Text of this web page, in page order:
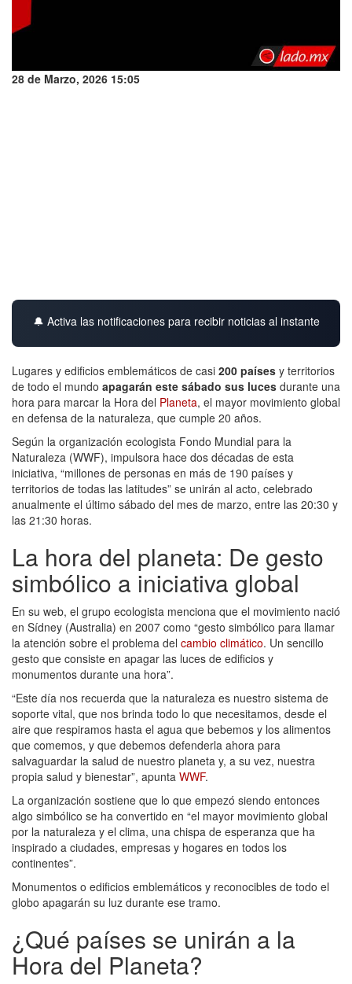
28 de Marzo, 2026 15:05
🔔 Activa las notificaciones para recibir noticias al instante
Lugares y edificios emblemáticos de casi 200 países y territorios
de todo el mundo apagarán este sábado sus luces durante una
hora para marcar la Hora del Planeta, el mayor movimiento global
en defensa de la naturaleza, que cumple 20 años.
Según la organización ecologista Fondo Mundial para la
Naturaleza (WWF), impulsora hace dos décadas de esta
iniciativa, “millones de personas en más de 190 países y
territorios de todas las latitudes” se unirán al acto, celebrado
anualmente el último sábado del mes de marzo, entre las 20:30 y
las 21:30 horas.
La hora del planeta: De gesto
simbólico a iniciativa global
En su web, el grupo ecologista menciona que el movimiento nació
en Sídney (Australia) en 2007 como “gesto simbólico para llamar
la atención sobre el problema del cambio climático. Un sencillo
gesto que consiste en apagar las luces de edificios y
monumentos durante una hora”.
“Este día nos recuerda que la naturaleza es nuestro sistema de
soporte vital, que nos brinda todo lo que necesitamos, desde el
aire que respiramos hasta el agua que bebemos y los alimentos
que comemos, y que debemos defenderla ahora para
salvaguardar la salud de nuestro planeta y, a su vez, nuestra
propia salud y bienestar”, apunta WWF.
La organización sostiene que lo que empezó siendo entonces
algo simbólico se ha convertido en “el mayor movimiento global
por la naturaleza y el clima, una chispa de esperanza que ha
inspirado a ciudades, empresas y hogares en todos los
continentes”.
Monumentos o edificios emblemáticos y reconocibles de todo el
globo apagarán su luz durante ese tramo.
¿Qué países se unirán a la
Hora del Planeta?